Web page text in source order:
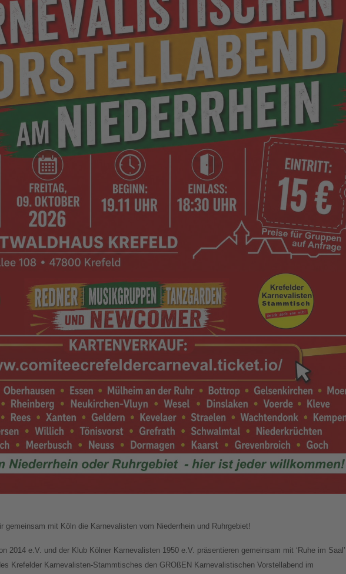
gemeinsam mit Köln die Karnevalisten vom Niederrhein und Ruhrgebiet!
2014 e.V. und der Klub Kölner Karnevalisten 1950 e.V. präsentieren gemeinsam mit ‘Ruhe im Saal’
Krefelder Karnevalisten-Stammtisches den GROßEN Karnevalistischen Vorstellabend im